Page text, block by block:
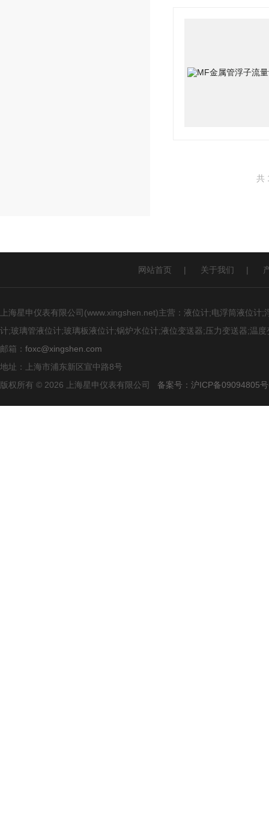
共
网站首页 | 关于我们 |
上海星申仪表有限公司(www.xingshen.net)主营：液位计;电浮筒液位
计;玻璃管液位计;玻璃板液位计;锅炉水位计;液位变送器;压力变送器;温
邮箱： foxc@xingshen.com
地址：上海市浦东新区宣中路8号
版权所有 © 2026 上海星申仪表有限公司 备案号：沪ICP备09094805